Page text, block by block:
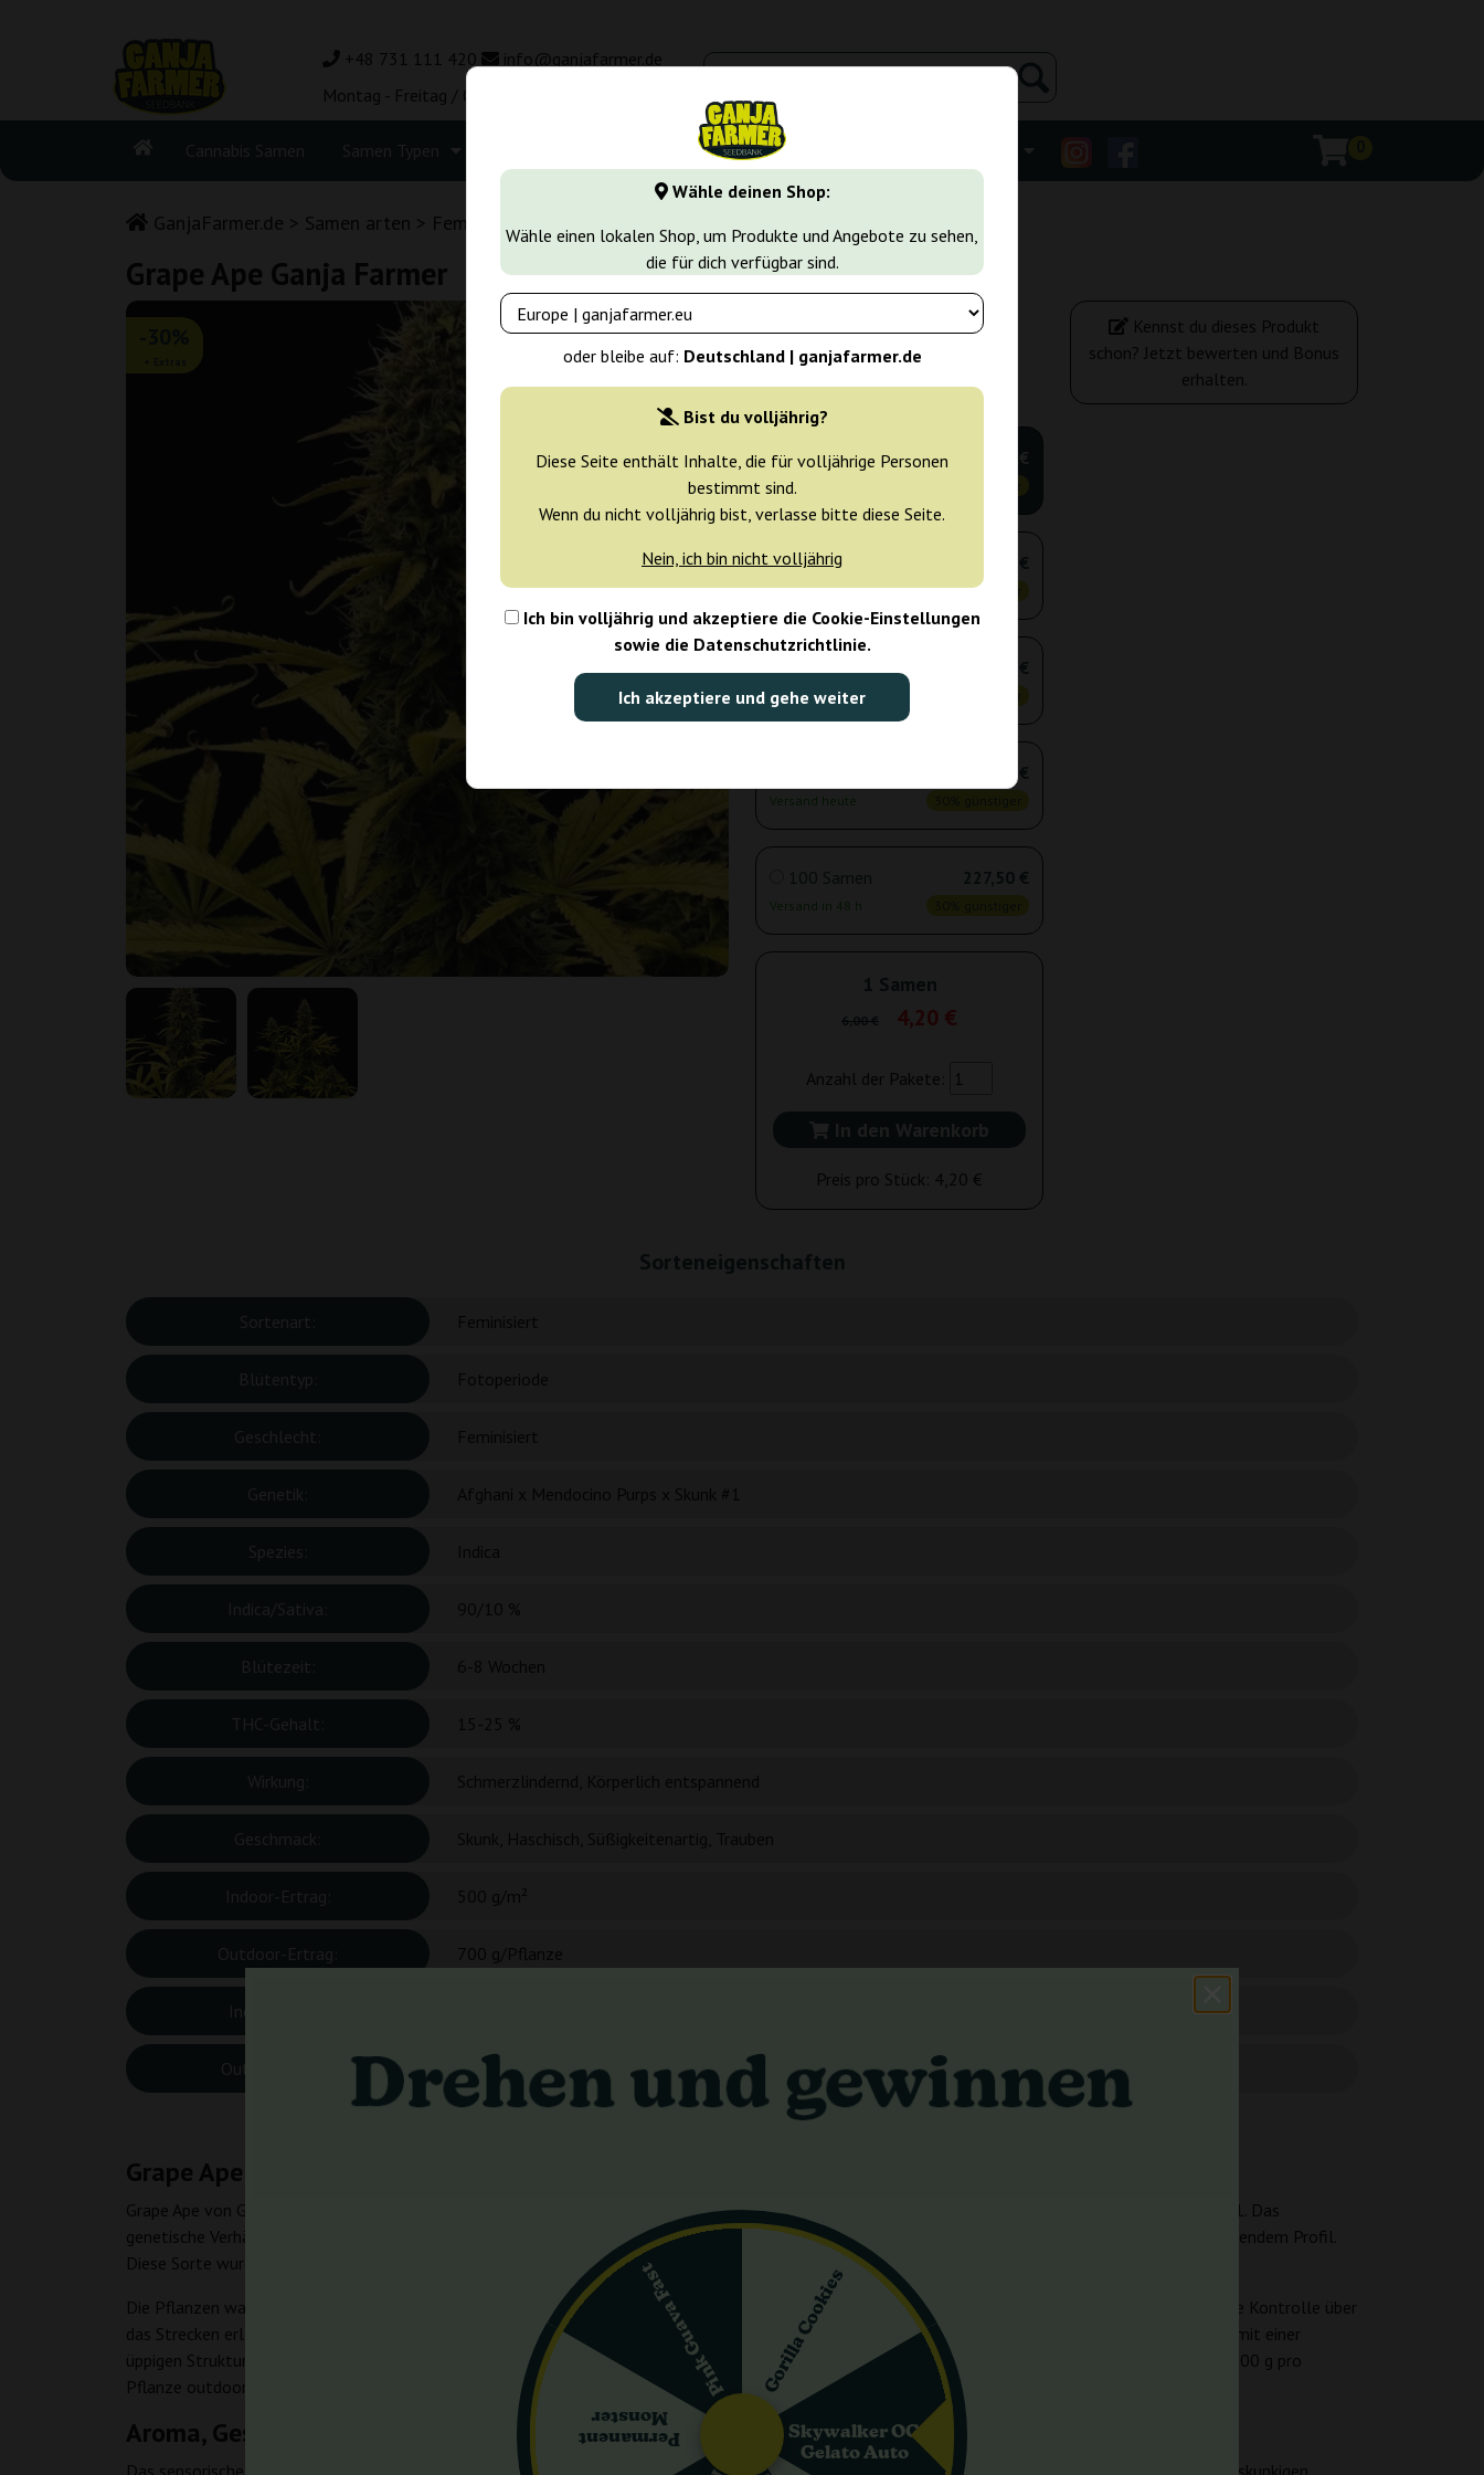
Wähle deinen Shop:
Wähle einen lokalen Shop, um Produkte und Angebote zu sehen,
die für dich verfügbar sind.
oder bleibe auf: Deutschland | ganjafarmer.de
Bist du volljährig?
Diese Seite enthält Inhalte, die für volljährige Personen
bestimmt sind.
Wenn du nicht volljährig bist, verlasse bitte diese Seite.
Nein, ich bin nicht volljährig
Ich bin volljährig und akzeptiere die Cookie-Einstellungen
sowie die Datenschutzrichtlinie.
Ich akzeptiere und gehe weiter
+48 731 111 420
info@ganjafarmer.de
Montag - Freitag / 08:00 - 16:00
Cannabis Samen Samen Typen Cannabis Sorten
GanjaFarmer.de Samen arten Feminisierte Cannabissamen
Grape Ape Ganja Farmer
Ganja Farmer
1 Samen
Versand heute
4,20 €
3 Samen
Versand heute
10,50 €
30% günstiger
5 Samen
Versand heute
16,10 €
Versand heute
28,00 €
100 Samen
Versand in 48 h
227,50 €
1 Samen
6,00 € 4,20 €
Anzahl der Pakete:
In den Warenkorb
Preis pro Stück: 4,20 €
Kennst du dieses Produkt
schon? Jetzt bewerten und Bonus
erhalten.
Sorteneigenschaften
Sortenart:
Blütentyp:
Geschlecht:
Genetik:
Spezies:
Indica/Sativa:
Blütezeit:
THC-Gehalt:
Wirkung:
Geschmack:
Indoor-Ertrag:
Outdoor-Ertrag:
Indoor-Höhe:
Outdoor-Höhe: 180-220 cm
Grape Ape – Sortencharakter
Grape Ape von Ganja Farmer ist eine klassische, klar indica-dominierte Sorte, entstanden aus der Verbindung von Afghani, Mendocino Purps und Skunk #1. Das
genetische Verhältnis von 90 % Indica und 10 % Sativa führt zu einer Pflanze mit kompaktem Wuchs, kurzer Blütezeit (6–8 Wochen) und tief entspannendem Profil.
Diese Sorte wurde für Menschen geschaffen, die dunkle, traubige Aromen lieben und eine starke körperliche Entspannung suchen.
Die Pflanzen wachsen dicht und kompakt und eignen sich dadurch hervorragend für den Indoor-Anbau. Im Innenbereich erreichen sie 70–110 cm, was die Kontrolle über
das Strecken erleichtert und erlaubt, die Lampen näher an das Blätterdach zu bringen. Im Freien wächst Grape Ape kräftiger und erreicht 180–220 cm mit einer
üppigen Struktur. Ein THC-Gehalt von 15–25 % garantiert eine starke, aber angenehme Wirkung, und die Erträge können 500 g/m² indoor sowie bis zu 700 g pro
Pflanze outdoor erreichen, was das Produktionspotenzial dieser Genetik bestätigt.
Aroma, Geschmack und Wirkung
Das sensorische Profil von Grape Ape ist außergewöhnlich intensiv. Es dominieren Noten von Trauben, Bonbons und frischen Beeren, die sich mit einem skunkigen,
Gorilla Cookies
Skywalker OG
Gelato Auto
Permanent
Monster
Pink Guava Fast